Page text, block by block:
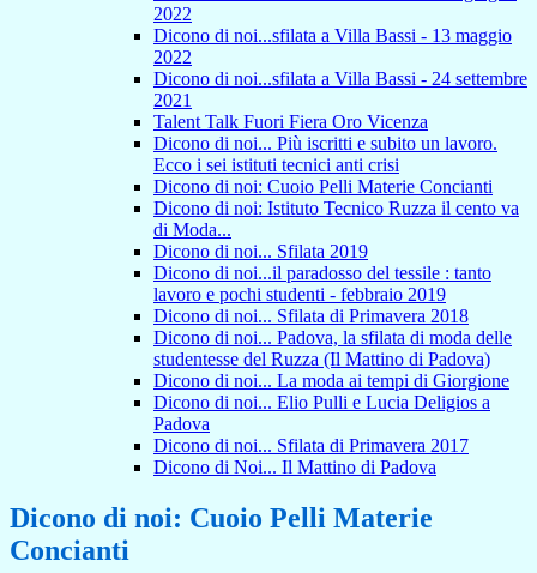
2022
Dicono di noi...sfilata a Villa Bassi - 13 maggio
2022
Dicono di noi...sfilata a Villa Bassi - 24 settembre
2021
Talent Talk Fuori Fiera Oro Vicenza
Dicono di noi... Più iscritti e subito un lavoro.
Ecco i sei istituti tecnici anti crisi
Dicono di noi: Cuoio Pelli Materie Concianti
Dicono di noi: Istituto Tecnico Ruzza il cento va
di Moda...
Dicono di noi... Sfilata 2019
Dicono di noi...il paradosso del tessile : tanto
lavoro e pochi studenti - febbraio 2019
Dicono di noi... Sfilata di Primavera 2018
Dicono di noi... Padova, la sfilata di moda delle
studentesse del Ruzza (Il Mattino di Padova)
Dicono di noi... La moda ai tempi di Giorgione
Dicono di noi... Elio Pulli e Lucia Deligios a
Padova
Dicono di noi... Sfilata di Primavera 2017
Dicono di Noi... Il Mattino di Padova
Dicono di noi: Cuoio Pelli Materie
Concianti